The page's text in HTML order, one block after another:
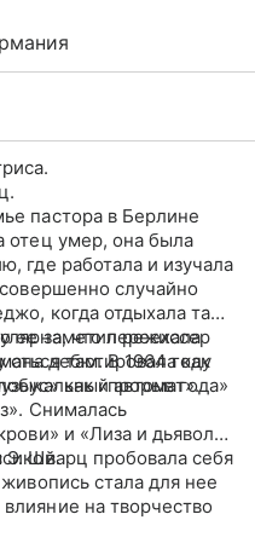
пастора в Берлине
отец умер, она была
где работала и изучала
случайно
когда отдыхала там
ее заметил режиссер
она дебютировала как
автомат».
что переехала
там. В 1964 году
как «прорыв года»
Снималась
и «Лиза и дьявол»
Шварц пробовала себя
стала для нее
на творчество